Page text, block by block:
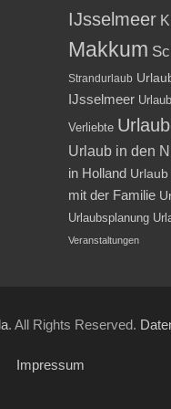
IJsselmeer
Makkum
Strandurlaub
IJsselmeer
Verliebte
Urlaub in den
in Holland
mit der Familie
Urlaubsplanung
Veranstaltungen
. All Rights Reserved.
Impressum